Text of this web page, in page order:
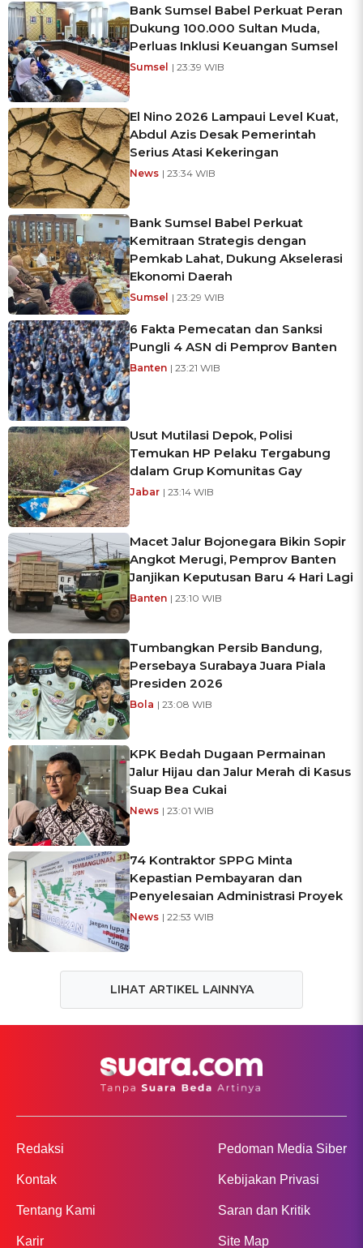
Bank Sumsel Babel Perkuat Peran
Dukung 100.000 Sultan Muda,
Perluas Inklusi Keuangan Sumsel
Sumsel | 23:39 WIB
El Nino 2026 Lampaui Level Kuat,
Abdul Azis Desak Pemerintah
Serius Atasi Kekeringan
News | 23:34 WIB
Bank Sumsel Babel Perkuat
Kemitraan Strategis dengan
Pemkab Lahat, Dukung Akselerasi
Ekonomi Daerah
Sumsel | 23:29 WIB
6 Fakta Pemecatan dan Sanksi
Pungli 4 ASN di Pemprov Banten
Banten | 23:21 WIB
Usut Mutilasi Depok, Polisi
Temukan HP Pelaku Tergabung
dalam Grup Komunitas Gay
Jabar | 23:14 WIB
Macet Jalur Bojonegara Bikin Sopir
Angkot Merugi, Pemprov Banten
Janjikan Keputusan Baru 4 Hari Lagi
Banten | 23:10 WIB
Tumbangkan Persib Bandung,
Persebaya Surabaya Juara Piala
Presiden 2026
Bola | 23:08 WIB
KPK Bedah Dugaan Permainan
Jalur Hijau dan Jalur Merah di Kasus
Suap Bea Cukai
News | 23:01 WIB
74 Kontraktor SPPG Minta
Kepastian Pembayaran dan
Penyelesaian Administrasi Proyek
News | 22:53 WIB
LIHAT ARTIKEL LAINNYA
Redaksi
Kontak
Tentang Kami
Karir
Pedoman Media Siber
Kebijakan Privasi
Saran dan Kritik
Site Map